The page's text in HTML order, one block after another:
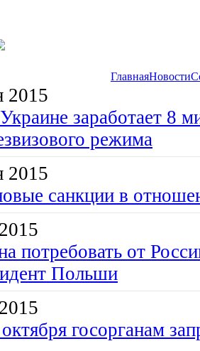
ГлавнаяНовости
2015
заработает 8
режима
2015
санкции в
потребовать от
Польши
госорганам